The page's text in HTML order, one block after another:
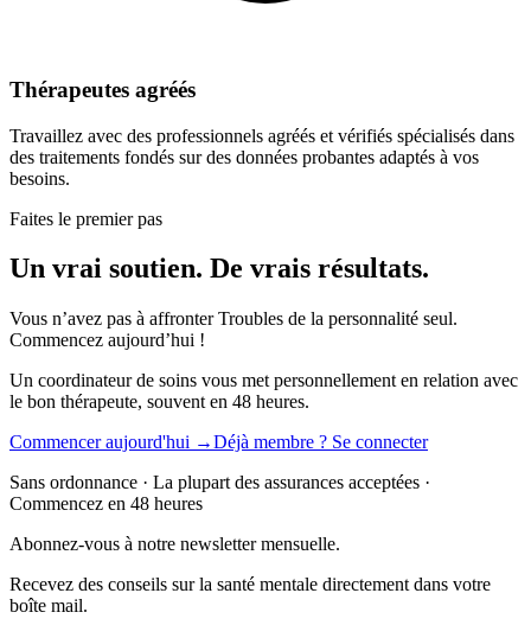
Thérapeutes agréés
Travaillez avec des professionnels agréés et vérifiés spécialisés dans
des traitements fondés sur des données probantes adaptés à vos
besoins.
Faites le premier pas
Un vrai soutien. De vrais résultats.
Vous n’avez pas à affronter Troubles de la personnalité seul.
Commencez aujourd’hui !
Un coordinateur de soins vous met personnellement en relation avec
le bon thérapeute, souvent en 48 heures.
Commencer aujourd'hui →Déjà membre ? Se connecter
Sans ordonnance · La plupart des assurances acceptées ·
Commencez en 48 heures
Abonnez-vous à notre newsletter mensuelle.
Recevez des conseils sur la santé mentale directement dans votre
boîte mail.